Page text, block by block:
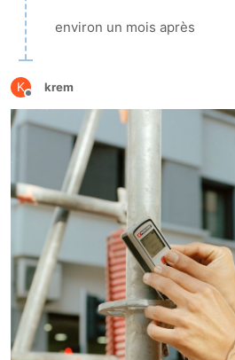
environ un mois après
K
Hors-ligne
krem